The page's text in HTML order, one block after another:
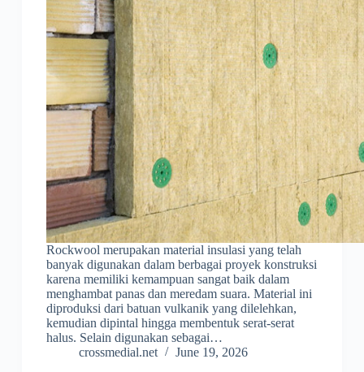
Rockwool merupakan material insulasi yang telah
banyak digunakan dalam berbagai proyek konstruksi
karena memiliki kemampuan sangat baik dalam
menghambat panas dan meredam suara. Material ini
diproduksi dari batuan vulkanik yang dilelehkan,
kemudian dipintal hingga membentuk serat-serat
halus. Selain digunakan sebagai…
crossmedial.net
June 19, 2026